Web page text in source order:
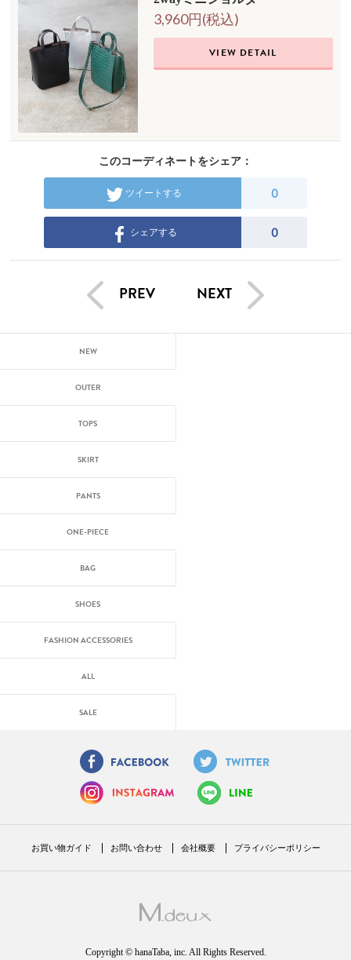
3,960円(税込)
VIEW DETAIL
このコーディネートをシェア：
ツイートする 0
シェアする 0
PREV NEXT
NEW
OUTER
TOPS
SKIRT
PANTS
ONE-PIECE
BAG
SHOES
FASHION ACCESSORIES
ALL
SALE
お買い物ガイド お問い合わせ 会社概要 プライバシーポリシー
Copyright © hanaTaba, inc. All Rights Reserved.